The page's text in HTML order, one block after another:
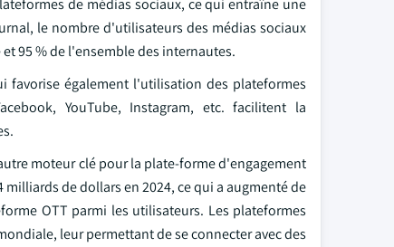
de médias sociaux, ce qui entraîne une
le nombre d'utilisateurs des médias sociaux
95 % de l'ensemble des internautes.
favorise également l'utilisation des plateformes
YouTube, Instagram, etc. facilitent la
moteur clé pour la plate-forme d'engagement
de dollars en 2024, ce qui a augmenté de
OTT parmi les utilisateurs. Les plateformes
leur permettant de se connecter avec des